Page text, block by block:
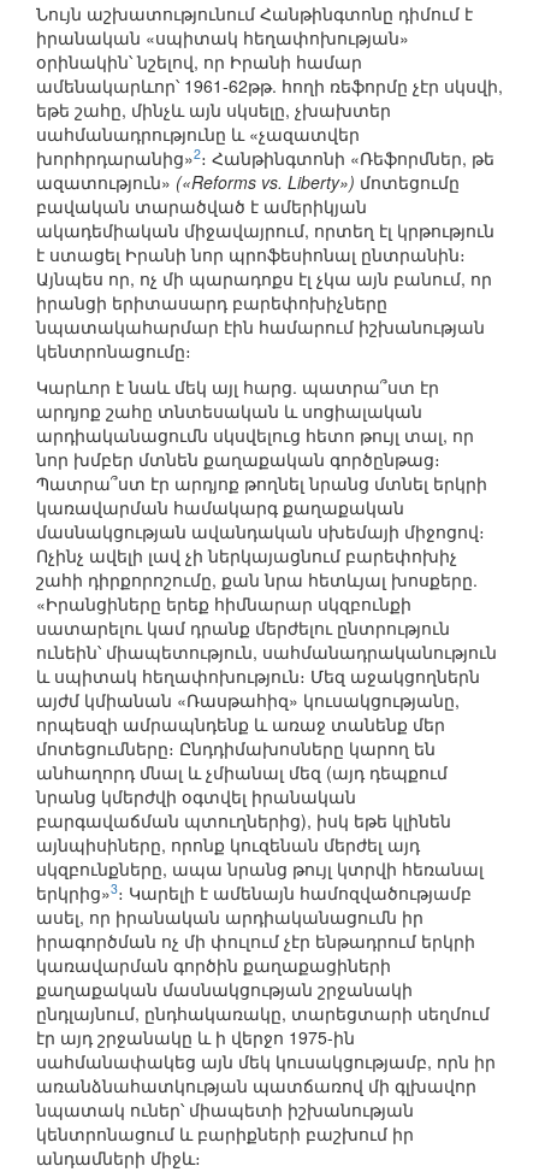
Նույն աշխատությունում Հանթինգտոնը դիմում է
իրանական «սպիտակ հեղափոխության»
օրինակին՝ նշելով, որ Իրանի համար
ամենակարևոր՝ 1961-62թթ. հողի ռեֆորմը չէր սկսվի,
եթե շահը, մինչև այն սկսելը, չխախտեր
սահմանադրությունը և «չազատվեր
խորհրդարանից»2։ Հանթինգտոնի «Ռեֆորմներ, թե
ազատություն» («Reforms vs. Liberty») մոտեցումը
բավական տարածված է ամերիկյան
ակադեմիական միջավայրում, որտեղ էլ կրթություն
է ստացել Իրանի նոր պրոֆեսիոնալ ընտրանին։
Այնպես որ, ոչ մի պարադոքս էլ չկա այն բանում, որ
իրանցի երիտասարդ բարեփոխիչները
նպատակահարմար էին համարում իշխանության
կենտրոնացումը։
Կարևոր է նաև մեկ այլ հարց. պատրա՞ստ էր
արդյոք շահը տնտեսական և սոցիալական
արդիականացումն սկսվելուց հետո թույլ տալ, որ
նոր խմբեր մտնեն քաղաքական գործընթաց։
Պատրա՞ստ էր արդյոք թողնել նրանց մտնել երկրի
կառավարման համակարգ քաղաքական
մասնակցության ավանդական սխեմայի միջոցով։
Ոչինչ ավելի լավ չի ներկայացնում բարեփոխիչ
շահի դիրքորոշումը, քան նրա հետևյալ խոսքերը.
«Իրանցիները երեք հիմնարար սկզբունքի
սատարելու կամ դրանք մերժելու ընտրություն
ունեին՝ միապետություն, սահմանադրականություն
և սպիտակ հեղափոխություն։ Մեզ աջակցողներն
այժմ կմիանան «Ռասթահիզ» կուսակցությանը,
որպեսզի ամրապնդենք և առաջ տանենք մեր
մոտեցումները։ Ընդդիմախոսները կարող են
անհաղորդ մնալ և չմիանալ մեզ (այդ դեպքում
նրանց կմերժվի օգտվել իրանական
բարգավաճման պտուղներից), իսկ եթե կլինեն
այնպիսիները, որոնք կուզենան մերժել այդ
սկզբունքները, ապա նրանց թույլ կտրվի հեռանալ
երկրից»3։ Կարելի է ամենայն համոզվածությամբ
ասել, որ իրանական արդիականացումն իր
իրագործման ոչ մի փուլում չէր ենթադրում երկրի
կառավարման գործին քաղաքացիների
քաղաքական մասնակցության շրջանակի
ընդլայնում, ընդհակառակը, տարեցտարի սեղմում
էր այդ շրջանակը և ի վերջո 1975-ին
սահմանափակեց այն մեկ կուսակցությամբ, որն իր
առանձնահատկության պատճառով մի գլխավոր
նպատակ ուներ՝ միապետի իշխանության
կենտրոնացում և բարիքների բաշխում իր
անդամների միջև։